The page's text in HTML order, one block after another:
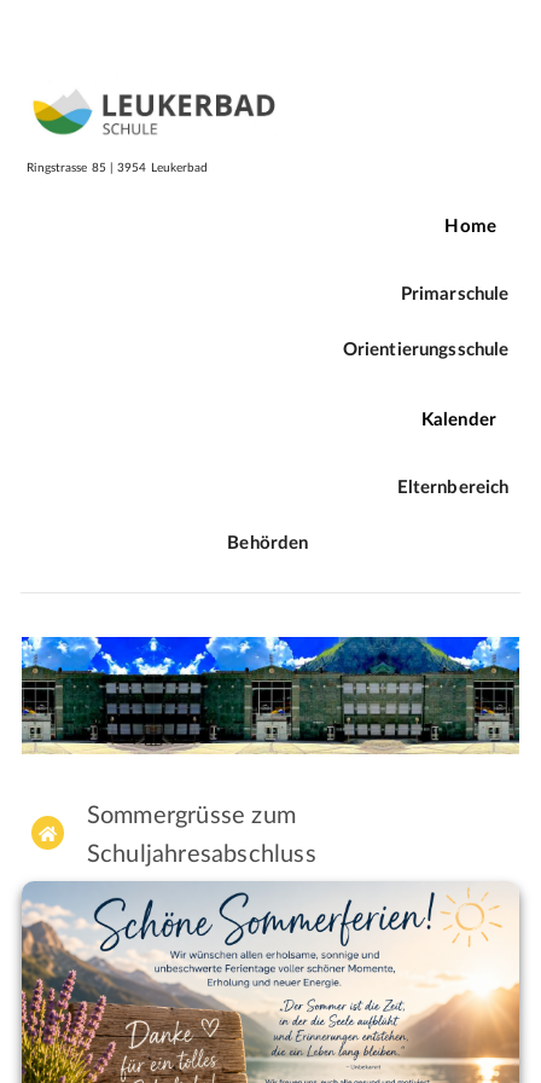
Homepage
Ringstrasse 85 | 3954 Leukerbad
Home
Primarschule
Orientierungsschule
Kalender
Elternbereich
Behörden

Sommergrüsse zum
Schuljahresabschluss